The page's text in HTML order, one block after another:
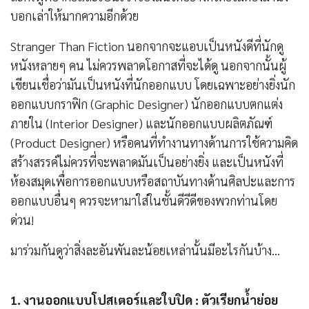
บอกเล่าให้มากความอีกด้วย
Stranger Than Fiction นอกจากจะแอบเป็นหนังดีที่นักดู
หนังหลายๆ คน ไม่ควรพลาดโอกาสที่จะได้ดู นอกจากนั้นผู้
เขียนเชื่อว่ามันเป็นหนังที่นักออกแบบ โดยเฉพาะอย่างยิ่งนัก
ออกแบบกราฟิก (Graphic Designer) นักออกแบบตกแต่ง
ภายใน (Interior Designer) และนักออกแบบผลิตภัณฑ์
(Product Designer) หรือคนที่ทำงานทางด้านการใช้ความคิด
สร้างสรรค์ไม่ควรที่จะพลาดมันเป็นอย่างยิ่ง และเป็นหนังที่
ห้องสมุดเพื่อการออกแบบหรือสถาบันทางด้านศิลปะและการ
ออกแบบอื่นๆ ควรจะหามาใส่ในชั้นดีวีดีของพวกท่านโดย
ด่วน!
มาร่วมกันดูว่าสิ่งละอันพันละน้อยเหล่านั้นมีอะไรกันบ้าง...
1. งานออกแบบโปสเตอร์และใบปิด : ตัวเรียกน้ำย่อย